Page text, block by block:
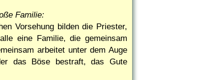
Familie:
Vorsehung bilden die Priester,
eine Familie, die gemeinsam
arbeitet unter dem Auge
das Böse bestraft, das Gute